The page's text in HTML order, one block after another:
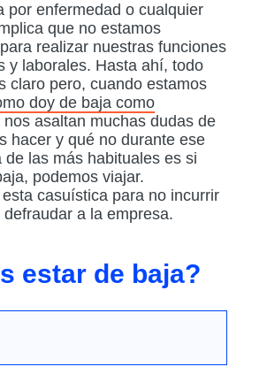
por enfermedad o cualquier
que no estamos
realizar nuestras funciones
y laborales. Hasta ahí, todo
claro pero, cuando estamos
doy de baja como
nos asaltan muchas dudas de
hacer y qué no durante ese
de las más habituales es si
podemos viajar.
casuística para no incurrir
a la empresa.
estar de baja?